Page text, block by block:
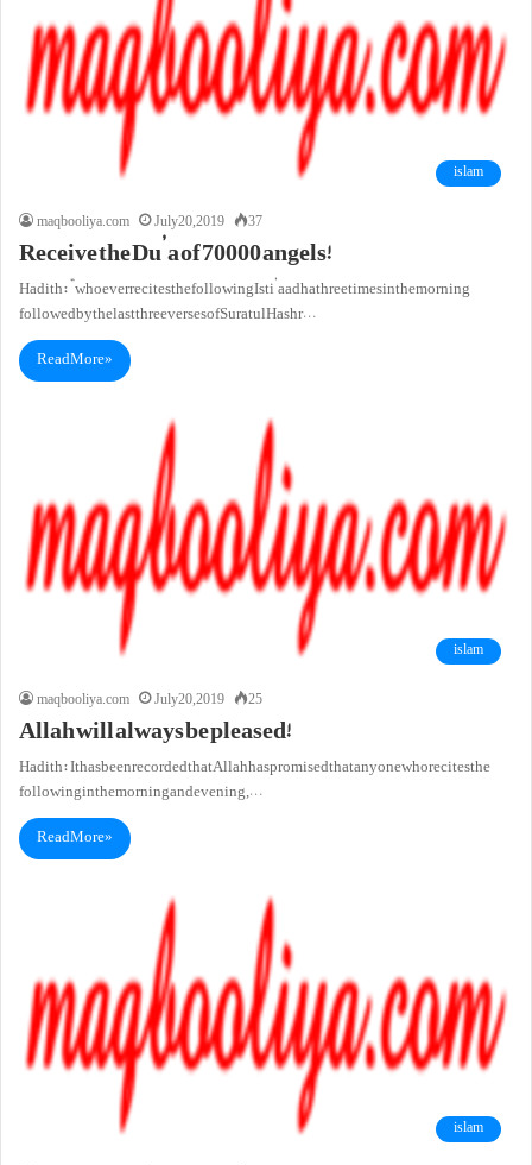
islam
maqbooliya.com
July 20, 2019 37
Receive the Du’a of 70000 angels!
Hadith: “whoever recites the following Isti’aadha three times in the morning
followed by the last three verses of Suratul Hashr…
Read More »
islam
maqbooliya.com
July 20, 2019 25
Allah will always be pleased!
Hadith: It has been recorded that Allah has promised that anyone who recites the
following in the morning and evening,…
Read More »
islam